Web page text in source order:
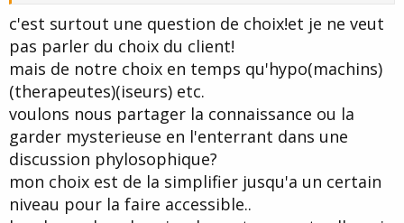
Si dans son dialogue intérieur les choses sont inversées alors
c’est qu’elles sont inversables !
Question de réglage central !
:roll:
c'est surtout une question de choix!et je ne veut
pas parler du choix du client!
mais de notre choix en temps qu'hypo(machins)
(therapeutes)(iseurs) etc.
voulons nous partager la connaissance ou la
garder mysterieuse en l'enterrant dans une
discussion phylosophique?
mon choix est de la simplifier jusqu'a un certain
niveau pour la faire accessible..